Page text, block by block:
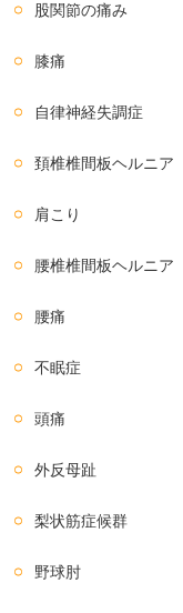
股関節の痛み
膝痛
自律神経失調症
頚椎椎間板ヘルニア
肩こり
腰椎椎間板ヘルニア
腰痛
不眠症
頭痛
外反母趾
梨状筋症候群
野球肘